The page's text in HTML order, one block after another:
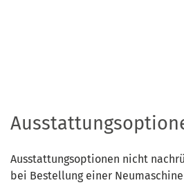
Ausstattungsoptionen nicht
bei Bestellung einer